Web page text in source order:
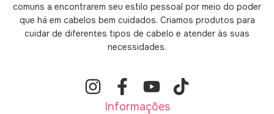
comuns a encontrarem seu estilo pessoal por meio do poder
que há em cabelos bem cuidados. Criamos produtos para
cuidar de diferentes tipos de cabelo e atender às suas
necessidades.
Informações